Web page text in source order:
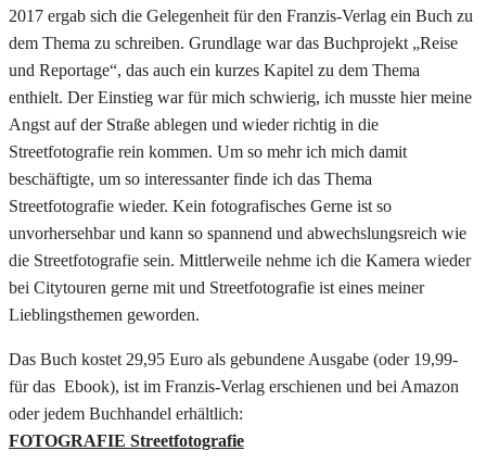
2017 ergab sich die Gelegenheit für den Franzis-Verlag ein Buch zu
dem Thema zu schreiben. Grundlage war das Buchprojekt „Reise
und Reportage“, das auch ein kurzes Kapitel zu dem Thema
enthielt. Der Einstieg war für mich schwierig, ich musste hier meine
Angst auf der Straße ablegen und wieder richtig in die
Streetfotografie rein kommen. Um so mehr ich mich damit
beschäftigte, um so interessanter finde ich das Thema
Streetfotografie wieder. Kein fotografisches Gerne ist so
unvorhersehbar und kann so spannend und abwechslungsreich wie
die Streetfotografie sein. Mittlerweile nehme ich die Kamera wieder
bei Citytouren gerne mit und Streetfotografie ist eines meiner
Lieblingsthemen geworden.
Das Buch kostet 29,95 Euro als gebundene Ausgabe (oder 19,99-
für das Ebook), ist im Franzis-Verlag erschienen und bei Amazon
oder jedem Buchhandel erhältlich:
FOTOGRAFIE Streetfotografie